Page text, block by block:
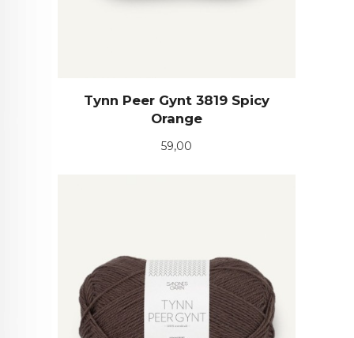
Tynn Peer Gynt 3819 Spicy
Orange
Pris
59,00